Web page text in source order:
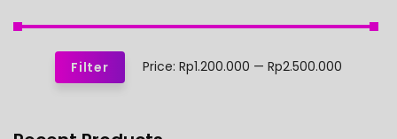
Filter Price: Rp1.200.000 — Rp2.500.000